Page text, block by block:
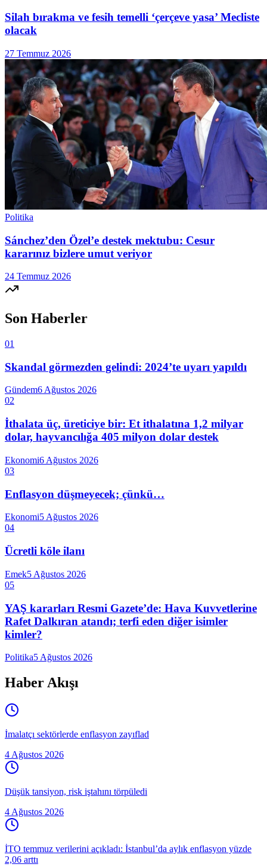
Silah bırakma ve fesih temelli ‘çerçeve yasa’ Mecliste
olacak
27 Temmuz 2026
Politika
Sánchez’den Özel’e destek mektubu: Cesur
kararınız bizlere umut veriyor
24 Temmuz 2026
Son Haberler
01
Skandal görmezden gelindi: 2024’te uyarı yapıldı
Gündem6 Ağustos 2026
02
İthalata üç, üreticiye bir: Et ithalatına 1,2 milyar
dolar, hayvancılığa 405 milyon dolar destek
Ekonomi6 Ağustos 2026
03
Enflasyon düşmeyecek; çünkü…
Ekonomi5 Ağustos 2026
04
Ücretli köle ilanı
Emek5 Ağustos 2026
05
YAŞ kararları Resmi Gazete’de: Hava Kuvvetlerine
Rafet Dalkıran atandı; terfi eden diğer isimler
kimler?
Politika5 Ağustos 2026
Haber Akışı
İmalatçı sektörlerde enflasyon zayıflad
4 Ağustos 2026
Düşük tansiyon, risk iştahını törpüledi
4 Ağustos 2026
İTO temmuz verilerini açıkladı: İstanbul’da aylık enflasyon yüzde
2,06 arttı